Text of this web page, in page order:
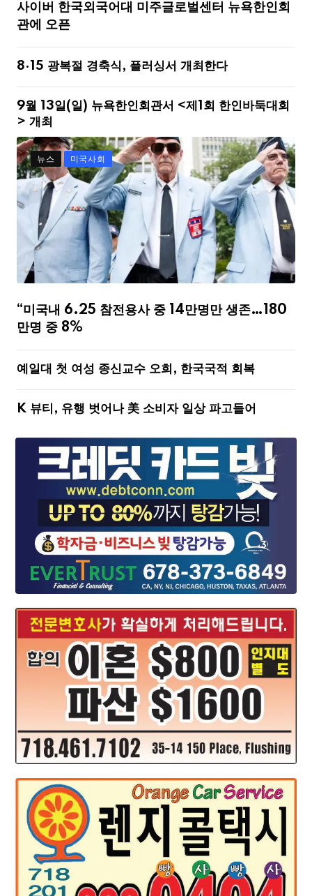
사이버 한국외국어대 미주글로벌센터 뉴욕한인회
관에 오픈
8·15 광복절 경축식, 플러싱서 개최한다
9월 13일(일) 뉴욕한인회관서 <제1회 한인바둑대회
> 개최
뉴스 미국사회
“미국내 6.25 참전용사 중 14만명만 생존…180
만명 중 8%
예일대 첫 여성 종신교수 오희, 한국국적 회복
K 뷰티, 유행 벗어나 美 소비자 일상 파고들어